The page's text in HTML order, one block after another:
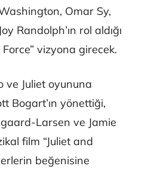
Omar Sy,
Randolph’ın rol aldığı
vizyona girecek.
ve Juliet oyununa
Bogart’ın yönettiği,
Larsen ve Jamie
film “Juliet and
beğenisine